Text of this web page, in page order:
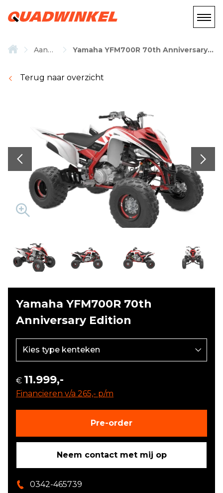
Aanbod Yamaha YFM700R 70th Anniversary Edition
Terug naar overzicht
Yamaha YFM700R 70th
Anniversary Edition
€ 11.999,-
Financieren v/a 265,- p/m
Pre-order
Neem contact met mij op
0342-465739